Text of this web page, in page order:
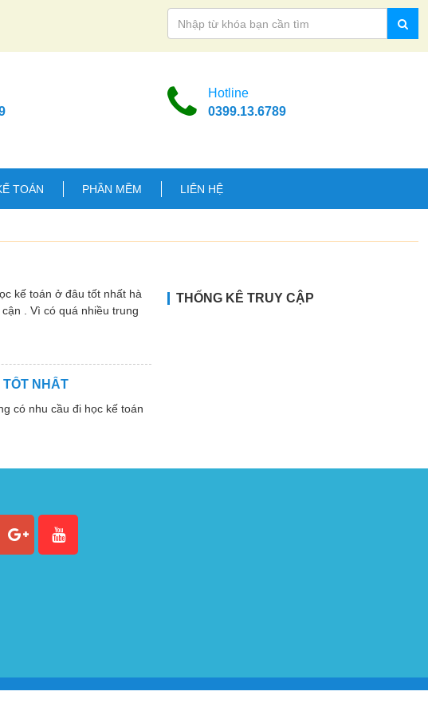
Hotline
0399.13.6789
TOÁN PHẦN MỀM LIÊN HỆ
kế toán ở đâu tốt nhất hà
. Vì có quá nhiều trung
NHẤT
có nhu cầu đi học kế toán
THỐNG KÊ TRUY CẬP